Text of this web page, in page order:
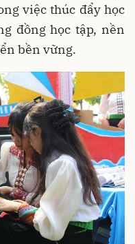
việc thúc đẩy học
đồng học tập, nền
bền vững.